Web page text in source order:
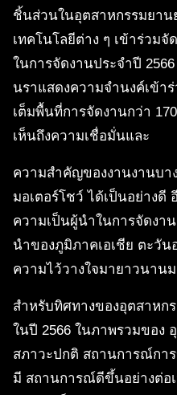
ชิ้นส่วนในอุตสาหกรรมยา
เทคโนโลยีต่าง ๆ เข้าร่วม
ในการจัดงานประจําปี
นราแสดงความจำนงค์เข้า
เต็มพื้นที่การจัดงานกว่า
เห็นถึงความเชื่อมั่นและ
ความสำคัญของงานงานบา
มอเตอร์โชว์ ได้เป็นอย่าง
ความเป็นผู้นำในการจัดงา
นำของภูมิภาคเอเชีย ตะวัน
ความไว้วางใจมายาวนาน
สำหรับทิศทางของอุตสาหก
ในปี 2566 ในภาพรวมของ
สภาวะปกติ สถานการณ์กา
มี สถานการณ์ดีขึ้นอย่างต่อ